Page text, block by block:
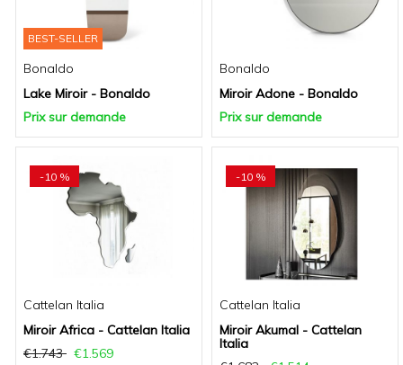
BEST-SELLER
Bonaldo
Lake Miroir - Bonaldo
Prix sur demande
Bonaldo
Miroir Adone - Bonaldo
Prix sur demande
-10 %
Cattelan Italia
Miroir Africa - Cattelan Italia
€1.743
€1.569
-10 %
Cattelan Italia
Miroir Akumal - Cattelan
Italia